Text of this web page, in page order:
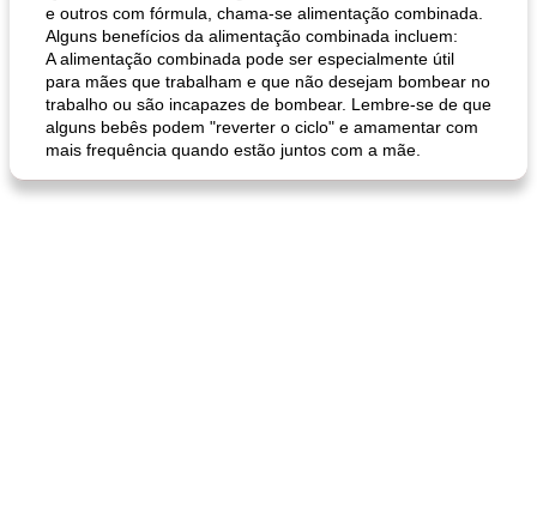
pão plano (out)
e outros com fórmula, chama-se alimentação combinada.
Alguns benefícios da alimentação combinada incluem:
A alimentação combinada pode ser especialmente útil
para mães que trabalham e que não desejam bombear no
trabalho ou são incapazes de bombear. Lembre-se de que
alguns bebês podem "reverter o ciclo" e amamentar com
mais frequência quando estão juntos com a mãe.